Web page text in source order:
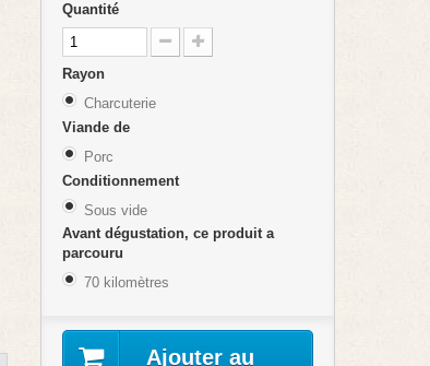
Quantité
Rayon
Charcuterie
Viande de
Porc
Conditionnement
Sous vide
Avant dégustation, ce produit a
parcouru
70 kilomètres
Ajouter au